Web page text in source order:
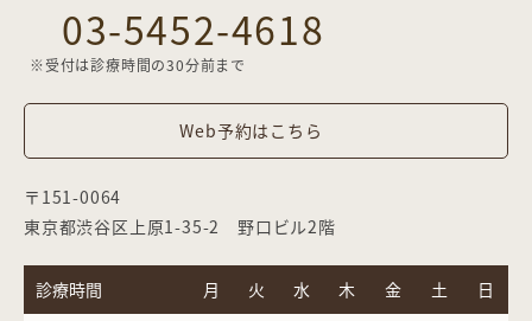
03-5452-4618
※受付は診療時間の30分前まで
Web予約はこちら
〒151-0064
東京都渋谷区上原1-35-2 野口ビル2階
診療時間 月 火 水 木 金 土 日